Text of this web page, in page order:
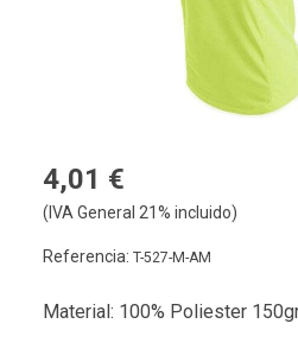
4,01 €
(IVA General 21% incluido)
Referencia: T-527-M-AM
Material: 100% Poliester